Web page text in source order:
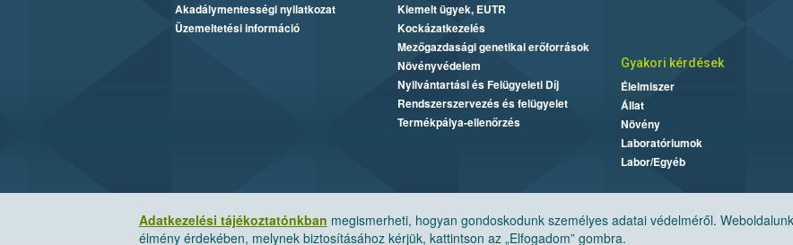
Adatkezelési tájékoztatónkban megismerheti, hogyan gondoskodunk személyes adatai védelméről.
élmény érdekében, melynek biztosításához kérjük, kattintson az „Elfogadom” gombra.
Akadálymentességi nyilatkozat
Üzemeltetési információ
Kiemelt ügyek, EUTR
Kockázatkezelés
Mezőgazdasági genetikai erőforrások
Növényvédelem
Nyilvántartási és Felügyeleti Díj
Rendszerszervezés és felügyelet
Termékpálya-ellenőrzés
Gyakori kérdések
Élelmiszer
Állat
Növény
Laboratóriumok
Labor/Egyéb